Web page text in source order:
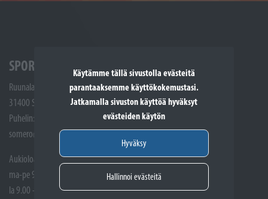
Käytämme tällä sivustolla evästeitä
parantaaksemme käyttökokemustasi.
Jatkamalla sivuston käyttöä hyväksyt
evästeiden käytön
Hyväksy
Hallinnoi evästeitä
SPORTTIKONE SOMERO
Ruunalantie 5
31400 Somero
Puhelin: (02) 748 9300
somero@sporttikone.fi
Aukioloajat
ma-pe 9.00 - 17.00
la 9.00 - 14.00